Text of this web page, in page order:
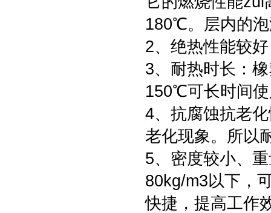
180℃。层内的
2、绝热性能较
3、耐热时长：
150℃可长时间
4、抗腐蚀抗老
老化现象。所以
5、密度较小、
80kg/m3以下，
快捷，提高工作